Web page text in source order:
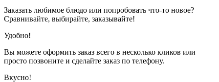
Заказать любимое блюдо или попробовать что-то новое?
Сравнивайте, выбирайте, заказывайте!
Удобно!
Вы можете оформить заказ всего в несколько кликов или
просто позвоните и сделайте заказ по телефону.
Вкусно!